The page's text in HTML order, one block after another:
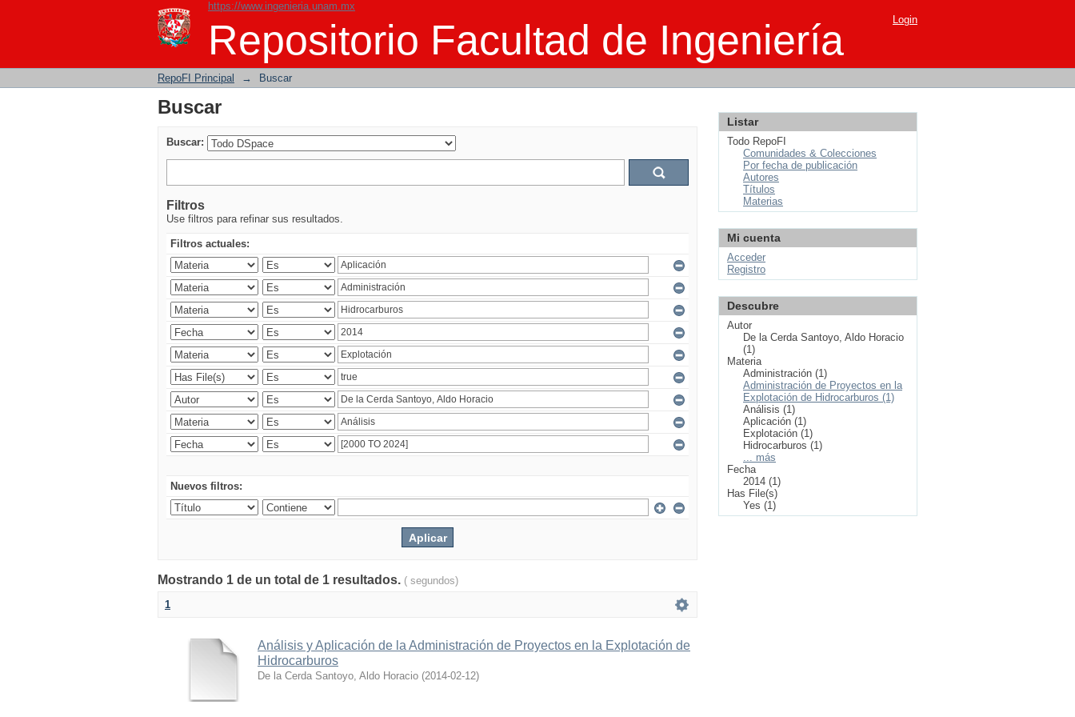
https://www.ingenieria.unam.mx
Repositorio Facultad de Ingeniería
Buscar Login
RepoFI Principal → Buscar
Buscar
Buscar:
Filtros
Use filtros para refinar sus resultados.
Filtros actuales:
Nuevos filtros:
Mostrando 1 de un total de 1 resultados. ( segundos)
1
Análisis y Aplicación de la Administración de Proyectos en la Explotación de
Hidrocarburos
De la Cerda Santoyo, Aldo Horacio (2014-02-12)
Listar
Todo RepoFI
Comunidades & Colecciones
Por fecha de publicación
Autores
Títulos
Materias
Mi cuenta
Acceder
Registro
Descubre
Autor
De la Cerda Santoyo, Aldo Horacio
(1)
Materia
Administración (1)
Administración de Proyectos en la
Explotación de Hidrocarburos (1)
Análisis (1)
Aplicación (1)
Explotación (1)
Hidrocarburos (1)
... más
Fecha
2014 (1)
Has File(s)
Yes (1)